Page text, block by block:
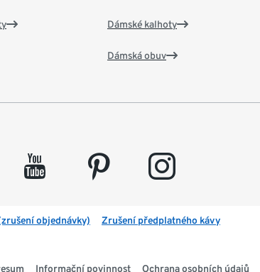
Dámské kalhoty
Dámská obuv
youtube pinterest instagram
objednávky) Zrušení předplatného kávy
Informační povinnost Ochrana osobních údajů